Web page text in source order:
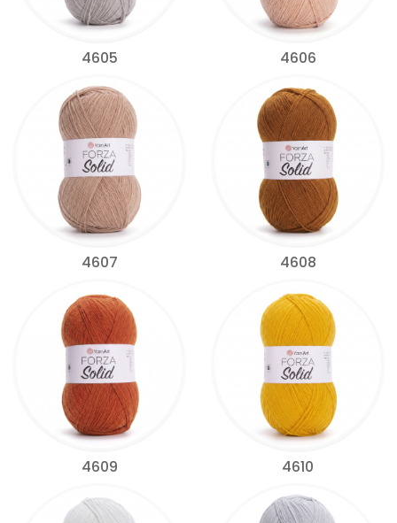
4605 4606
4607 4608
4609 4610